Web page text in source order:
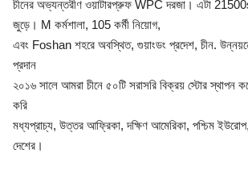
চীনের অভ্যন্তরীণ ওয়াটারপ্রুফ WPC দরজা। এটা
জুড়ে। M কর্মশালা, 105 কর্মী নিয়োগ,
এবং Foshan শহরে অবস্থিত, গুয়াংডং প্রদেশ, চীন.
প্রদান
২০১৬ সালে আমরা চীনে ৫০টি সরাসরি বিক্রয় স্টোর স্থাপন
করি
মধ্যপ্রাচ্য, উত্তর আফ্রিকা, দক্ষিণ আমেরিকা, পশ্চিম ইউরোপ,
দেশের।